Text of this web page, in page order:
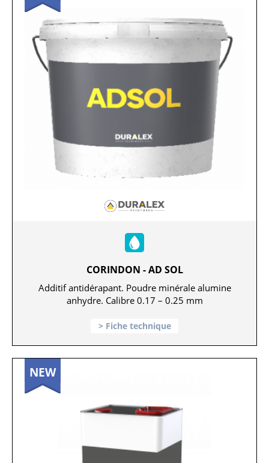
CORINDON - AD SOL
Additif antidérapant. Poudre minérale alumine
anhydre. Calibre 0.17 – 0.25 mm
Fiche technique
NEW